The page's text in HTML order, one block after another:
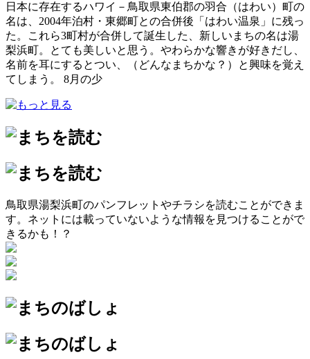
日本に存在するハワイ－鳥取県東伯郡の羽合（はわい）町の
名は、2004年泊村・東郷町との合併後「はわい温泉」に残っ
た。これら3町村が合併して誕生した、新しいまちの名は湯
梨浜町。とても美しいと思う。やわらかな響きが好きだし、
名前を耳にするとつい、（どんなまちかな？）と興味を覚え
てしまう。 8月の少
鳥取県湯梨浜町のパンフレットやチラシを読むことができま
す。ネットには載っていないような情報を見つけることがで
きるかも！？